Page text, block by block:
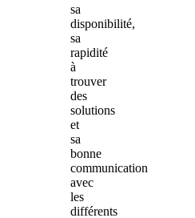
sa
disponibilité,
sa
rapidité
à
trouver
des
solutions
et
sa
bonne
communication
avec
les
différents